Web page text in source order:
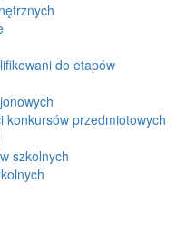
do etapów
konkursów przedmiotowych
szkolnych